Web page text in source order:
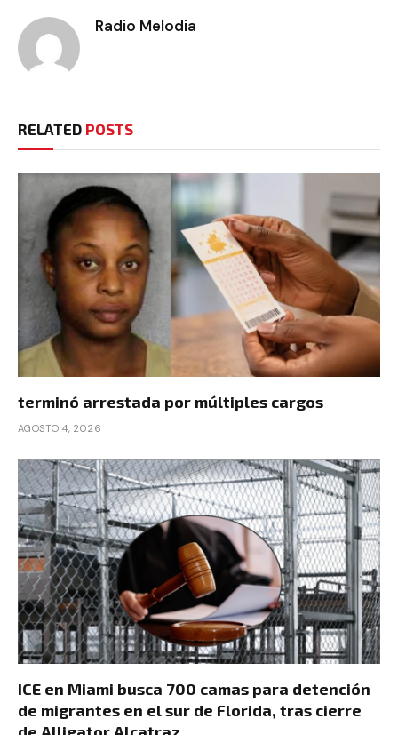
Radio Melodia
RELATED POSTS
terminó arrestada por múltiples cargos
AGOSTO 4, 2026
ICE en Miami busca 700 camas para detención
de migrantes en el sur de Florida, tras cierre